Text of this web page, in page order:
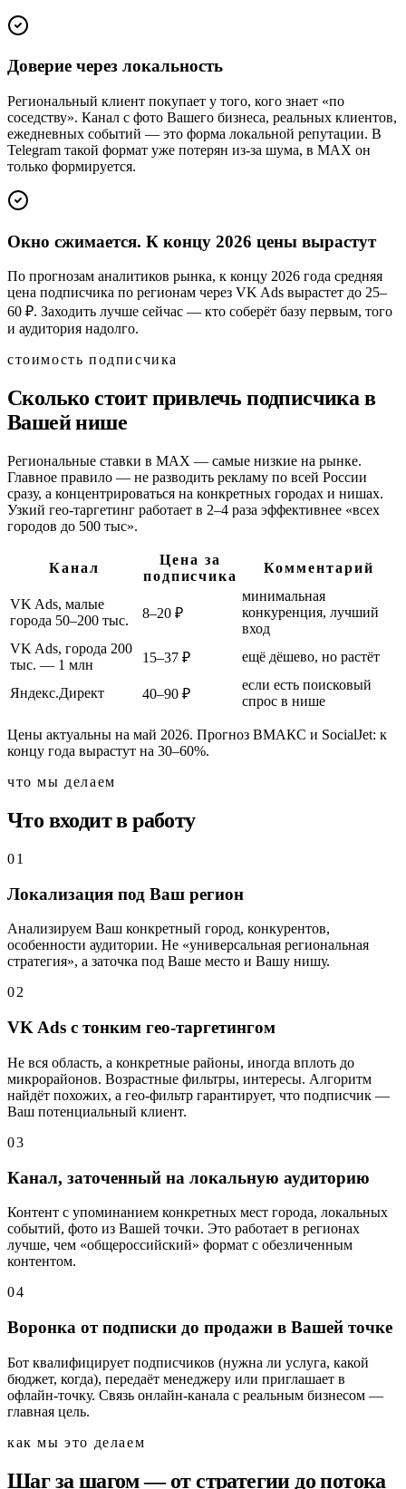
Доверие через локальность
Региональный клиент покупает у того, кого знает «по
соседству». Канал с фото Вашего бизнеса, реальных клиентов,
ежедневных событий — это форма локальной репутации. В
Telegram такой формат уже потерян из-за шума, в MAX он
только формируется.
Окно сжимается. К концу 2026 цены вырастут
По прогнозам аналитиков рынка, к концу 2026 года средняя
цена подписчика по регионам через VK Ads вырастет до 25–
60 ₽. Заходить лучше сейчас — кто соберёт базу первым, того
и аудитория надолго.
стоимость подписчика
Сколько стоит привлечь подписчика в
Вашей нише
Региональные ставки в MAX — самые низкие на рынке.
Главное правило — не разводить рекламу по всей России
сразу, а концентрироваться на конкретных городах и нишах.
Узкий гео-таргетинг работает в 2–4 раза эффективнее «всех
городов до 500 тыс».
Канал
Цена за
подписчика
Комментарий
VK Ads, малые
города 50–200 тыс.
8–20 ₽
минимальная
конкуренция, лучший
вход
VK Ads, города 200
тыс. — 1 млн
15–37 ₽ ещё дёшево, но растёт
Яндекс.Директ 40–90 ₽
если есть поисковый
спрос в нише
Цены актуальны на май 2026. Прогноз ВМАКС и SocialJet: к
концу года вырастут на 30–60%.
что мы делаем
Что входит в работу
01
Локализация под Ваш регион
Анализируем Ваш конкретный город, конкурентов,
особенности аудитории. Не «универсальная региональная
стратегия», а заточка под Ваше место и Вашу нишу.
02
VK Ads с тонким гео-таргетингом
Не вся область, а конкретные районы, иногда вплоть до
микрорайонов. Возрастные фильтры, интересы. Алгоритм
найдёт похожих, а гео-фильтр гарантирует, что подписчик —
Ваш потенциальный клиент.
03
Канал, заточенный на локальную аудиторию
Контент с упоминанием конкретных мест города, локальных
событий, фото из Вашей точки. Это работает в регионах
лучше, чем «общероссийский» формат с обезличенным
контентом.
04
Воронка от подписки до продажи в Вашей точке
Бот квалифицирует подписчиков (нужна ли услуга, какой
бюджет, когда), передаёт менеджеру или приглашает в
офлайн-точку. Связь онлайн-канала с реальным бизнесом —
главная цель.
как мы это делаем
Шаг за шагом — от стратегии до потока